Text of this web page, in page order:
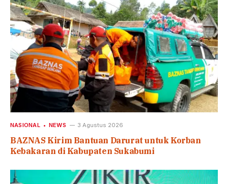
NASIONAL NEWS 3 Agustus 2026
BAZNAS Kirim Bantuan Darurat untuk Korban
Kebakaran di Kabupaten Sukabumi